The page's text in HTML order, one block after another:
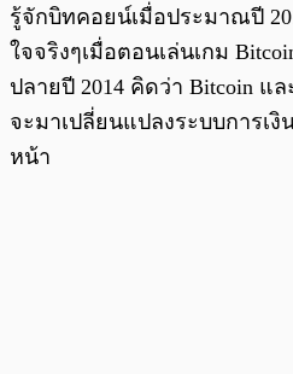
รู้จักบิทคอยน์เมื่อประมาณปี
ใจจริงๆเมื่อตอนเล่นเกม
ปลายปี 2014 คิดว่า Bitcoin แล
จะมาเปลี่ยนแปลงระบบการเ
หน้า